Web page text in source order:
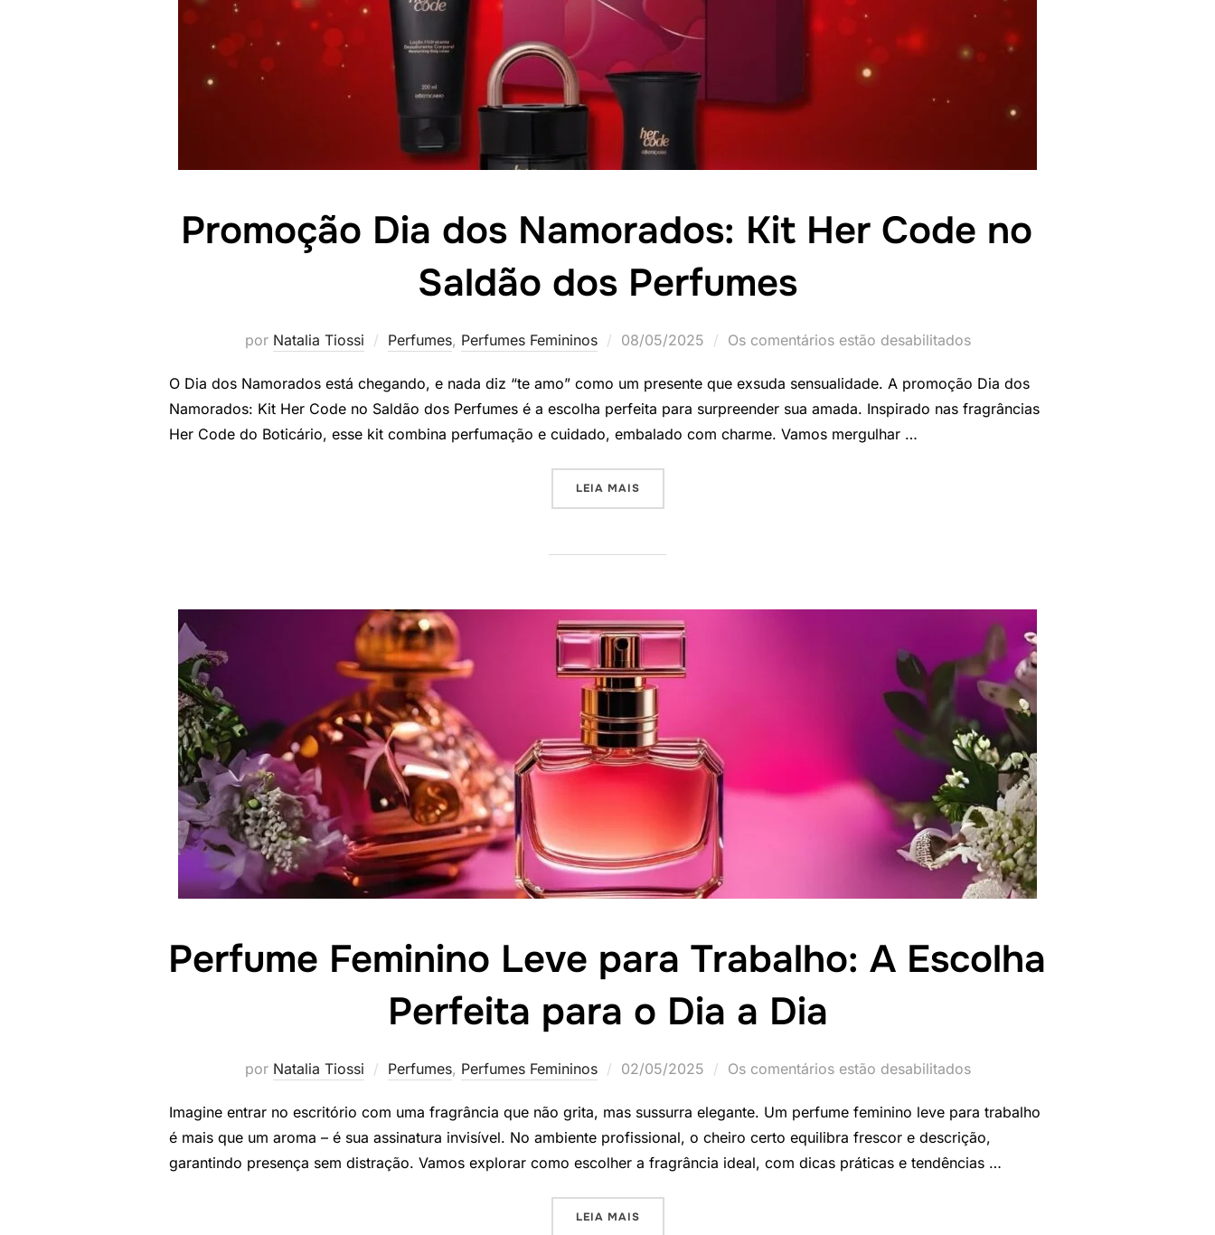
Promoção Dia dos Namorados: Kit Her Code no
Saldão dos Perfumes
por Natalia Tiossi Perfumes, Perfumes Femininos
Postado
08/05/2025 Os comentários estão desabilitados
O Dia dos Namorados está chegando, e nada diz “te amo” como um presente que exsuda sensualidade. A promoção Dia dos
Namorados: Kit Her Code no Saldão dos Perfumes é a escolha perfeita para surpreender sua amada. Inspirado nas fragrâncias
Her Code do Boticário, esse kit combina perfumação e cuidado, embalado com charme. Vamos mergulhar …
LEIA MAIS“PROMOÇÃO DIA DOS NAMORADOS: KIT HER CODE NO SALDÃO DOS PERFUMES”
Perfume Feminino Leve para Trabalho: A Escolha
Perfeita para o Dia a Dia
por Natalia Tiossi Perfumes, Perfumes Femininos
Postado
02/05/2025 Os comentários estão desabilitados
Imagine entrar no escritório com uma fragrância que não grita, mas sussurra elegante. Um perfume feminino leve para trabalho
é mais que um aroma – é sua assinatura invisível. No ambiente profissional, o cheiro certo equilibra frescor e descrição,
garantindo presença sem distração. Vamos explorar como escolher a fragrância ideal, com dicas práticas e tendências …
LEIA MAIS“PERFUME FEMININO LEVE PARA TRABALHO: A ESCOLHA PERFEITA PARA O DIA A DIA”